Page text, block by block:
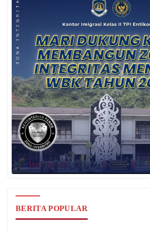
BERITA POPULAR